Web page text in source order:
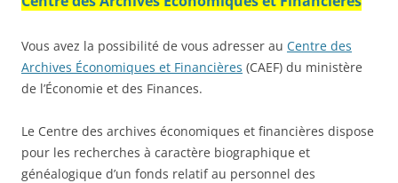
Vous avez la possibilité de vous adresser au Centre des
Archives Économiques et Financières (CAEF) du ministère
de l’Économie et des Finances.
Le Centre des archives économiques et financières dispose
pour les recherches à caractère biographique et
généalogique d’un fonds relatif au personnel des